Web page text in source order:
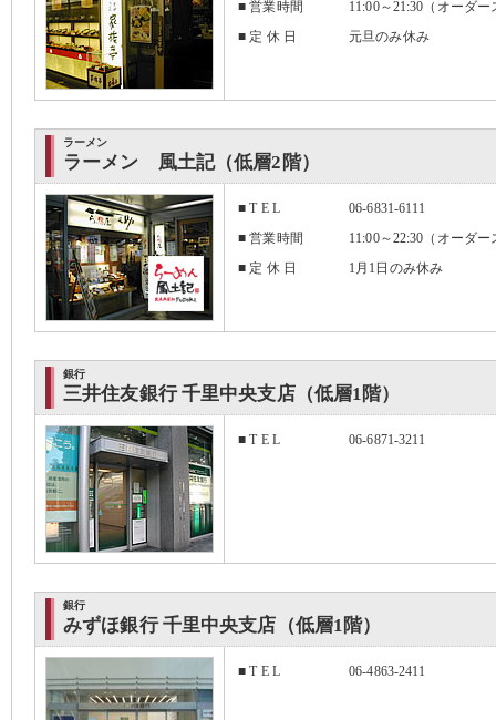
■ 営業時間
11:00～21:30（オーダ
■ 定 休 日
元旦のみ休み
ラーメン
ラーメン 風土記（低層2階）
■ T E L
06-6831-6111
■ 営業時間
11:00～22:30（オーダ
■ 定 休 日
1月1日のみ休み
銀行
三井住友銀行 千里中央支店（低層1階）
■ T E L 06-6871-3211
銀行
みずほ銀行 千里中央支店（低層1階）
■ T E L 06-4863-2411